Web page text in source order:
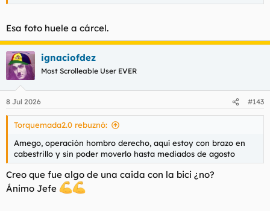
Esa foto huele a cárcel.
ignaciofdez
Most Scrolleable User EVER
8 Jul 2026 #143
Torquemada2.0 rebuznó:
Amego, operación hombro derecho, aquí estoy con brazo en
cabestrillo y sin poder moverlo hasta mediados de agosto
Creo que fue algo de una caida con la bici ¿no?
Ánimo Jefe